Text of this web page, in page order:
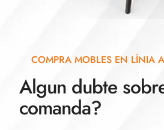
COMPRA MOBLES EN LÍNIA
Algun dubte
comanda?